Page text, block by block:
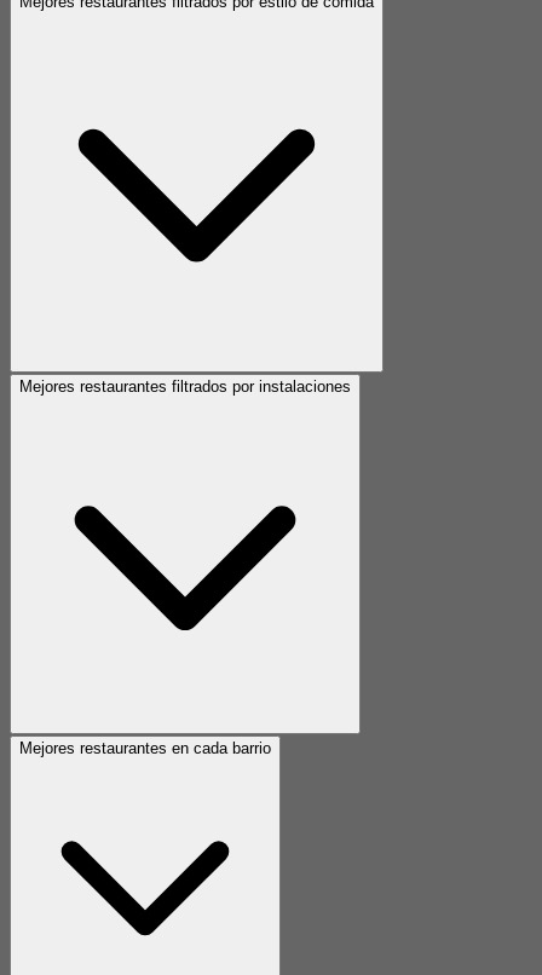
Mejores restaurantes filtrados por instalaciones
Mejores restaurantes en cada barrio